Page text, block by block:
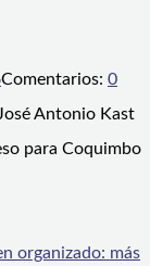
Comentarios: 0
Antonio Kast
para Coquimbo